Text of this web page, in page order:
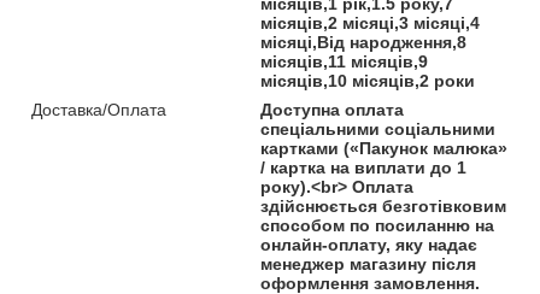
місяців,2 місяці,3 місяці,4
місяці,Від народження,8
місяців,11 місяців,9
місяців,10 місяців,2 роки
Доставка/Оплата
Доступна оплата
спеціальними соціальними
картками («Пакунок малюка»
/ картка на виплати до 1
року).<br> Оплата
здійснюється безготівковим
способом по посиланню на
онлайн-оплату, яку надає
менеджер магазину після
оформлення замовлення.